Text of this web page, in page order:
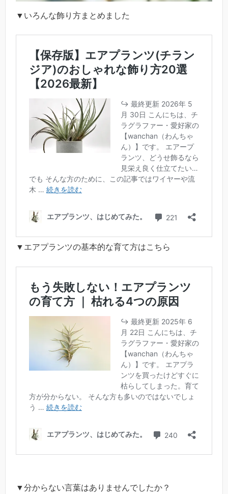
▼いろんな飾り方まとめました
▼エアプランツの基本的な育て方はこちら
▼分からない言葉はありませんでしたか？